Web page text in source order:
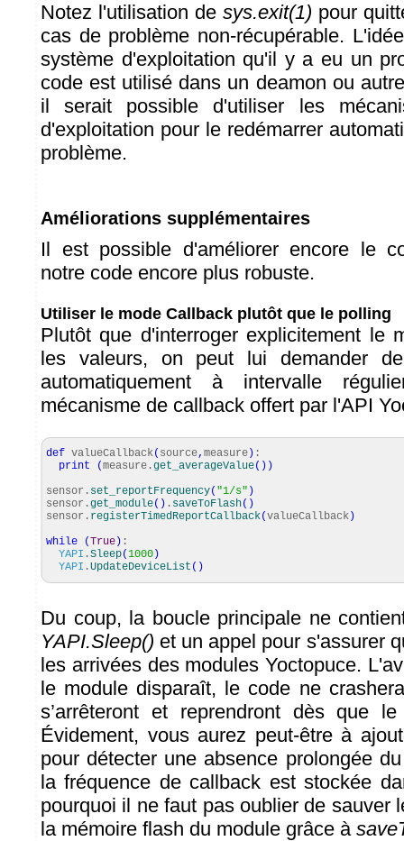
Notez l'utilisation de sys.exit(1) pour
cas de problème non-récupérable.
système d'exploitation qu'il y a eu un
code est utilisé dans un deamon ou
il serait possible d'utiliser les
d'exploitation pour le redémarrer
problème.
Améliorations supplémentaires
Il est possible d'améliorer encore le
notre code encore plus robuste.
Utiliser le mode Callback plutôt que le polling
Plutôt que d'interroger explicitement le
les valeurs, on peut lui demander
automatiquement à intervalle
mécanisme de callback offert par l'API
def valueCallback( source, measure ) :
print
(measure.get_averageValue( ) )
sensor. set_reportFrequency( "1/s" )
sensor.get_module( ) . saveToFlash( )
sensor. registerTimedReportCallback(valueCallback )
while
(True ) :
YAPI .Sleep(1000 )
YAPI .UpdateDeviceList ( )
Du coup, la boucle principale ne
YAPI.Sleep() et un appel pour s'assurer
les arrivées des modules Yoctopuce.
le module disparaît, le code ne
s’arrêteront et reprendront dès que
Évidement, vous aurez peut-être à
pour détecter une absence prolongée
la fréquence de callback est stockée
pourquoi il ne faut pas oublier de sauver
la mémoire flash du module grâce à